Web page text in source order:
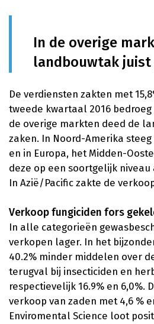
In de overige
landbouwtak juist
De verdiensten zakten met
tweede kwartaal 2016 bedroeg
de overige markten deed de
zaken. In Noord-Amerika
en in Europa, het Midden-
deze op een soortgelijk
In Azië/Pacific zakte de
Verkoop fungiciden fors
In alle categorieën
verkopen lager. In het
40.2% minder middelen over
terugval bij insecticiden en
respectievelijk 16.9% en 6,0%.
verkoop van zaden met 4,6 %
Enviromental Science loot